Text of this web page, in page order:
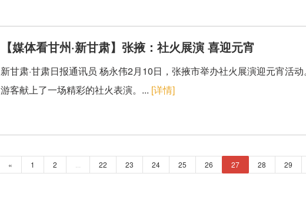
【媒体看甘州·新甘肃】张掖：社火展演 喜迎元宵
新甘肃·甘肃日报通讯员 杨永伟2月10日，张掖市举办社火展演迎元宵活
游客献上了一场精彩的社火表演。... [详情]
« 1 2 22 23 24 25 26 27 28 29